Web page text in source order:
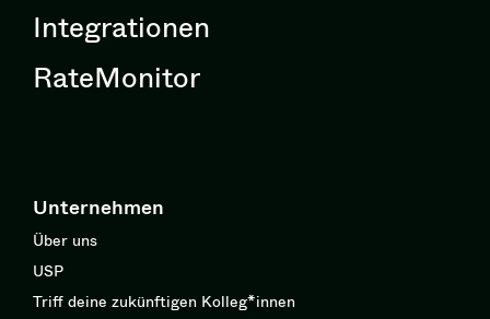
Integrationen
RateMonitor
Unternehmen
Über uns
USP
Triff deine zukünftigen Kolleg*innen